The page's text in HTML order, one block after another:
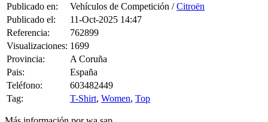
Publicado en:
Vehículos de Competición /Citroën
Publicado el:
11-Oct-2025 14:47
Referencia:
762899
Visualizaciones: 1699
Provincia:
A Coruña
Pais:
España
Teléfono:
603482449
Tag:
T-Shirt, Women, Top